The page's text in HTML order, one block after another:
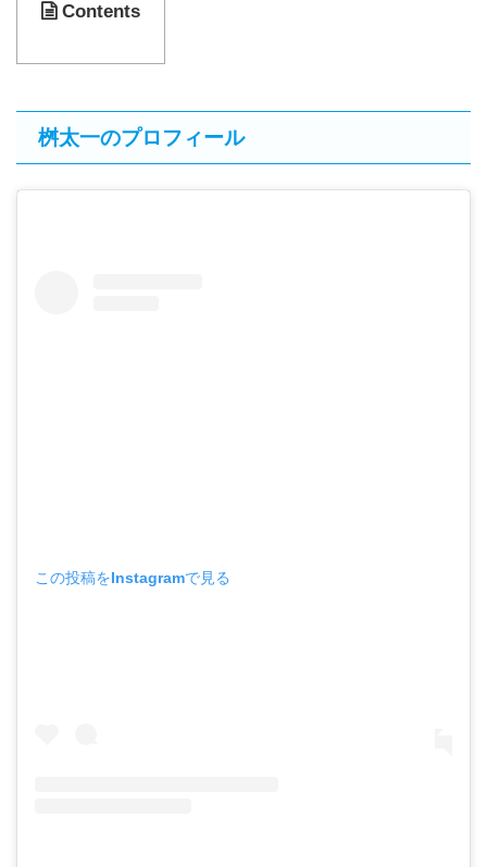
Contents
桝太一のプロフィール
この投稿をInstagramで見る